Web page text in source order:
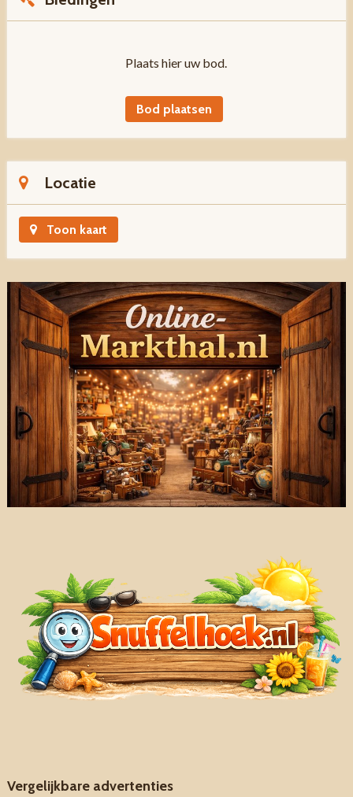
Plaats hier uw bod.
Bod plaatsen
Locatie
Toon kaart
Vergelijkbare advertenties